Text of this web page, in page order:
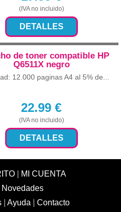
(IVA no incluido)
DETALLES
de toner compatible HP
Q6511X negro
12.000 paginas A4 al 5% de...
22.99 €
(IVA no incluido)
DETALLES
|
MI CUENTA
Novedades
| Ayuda
Contacto